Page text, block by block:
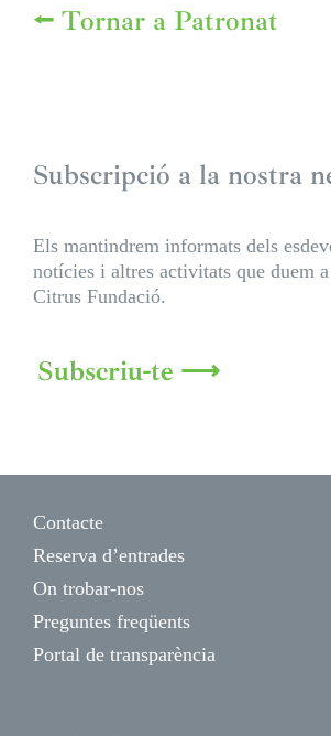
⭠ Tornar a Patronat
Subscripció a la nostra
Els mantindrem informats dels
notícies i altres activitats que duem
Citrus Fundació.
Subscriu-te ⟶
Contacte
Reserva d’entrades
On trobar-nos
Preguntes freqüents
Portal de transparència